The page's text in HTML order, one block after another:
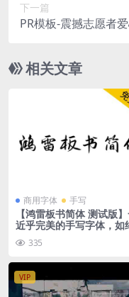
下一篇
PR模板-震撼志愿者
相关文章
商用字体 手写
【鸿雷板书简体 测试版
近乎完美的手写字体，如
至 335
VIP